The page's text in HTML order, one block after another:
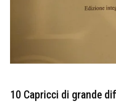
10 Capricci di grande